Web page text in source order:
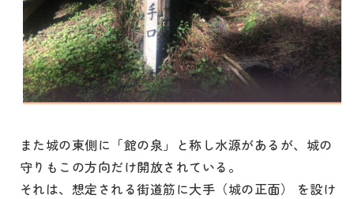
また城の東側に「館の泉」と称し水源があるが、城の
守りもこの方向だけ開放されている。
それは、想定される街道筋に大手（城の正面）
を設け